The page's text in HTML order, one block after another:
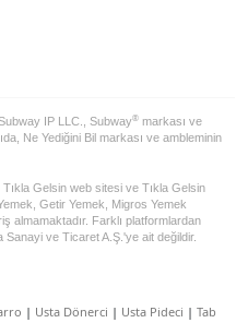
IP LLC., Subway® markası ve
Ne Yediğini Bil markası ve ambleminin
Gelsin web sitesi ve Tıkla Gelsin
Getir Yemek, Migros Yemek
almamaktadır. Farklı platformlardan
Sanayi ve Ticaret A.Ş.'ye ait değildir.
| Usta Dönerci | Usta Pideci | Tab